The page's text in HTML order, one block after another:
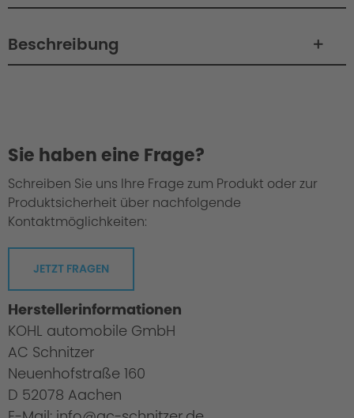
Beschreibung
Sie haben eine Frage?
Schreiben Sie uns Ihre Frage zum Produkt oder zur
Produktsicherheit über nachfolgende
Kontaktmöglichkeiten:
JETZT FRAGEN
Herstellerinformationen
KOHL automobile GmbH
AC Schnitzer
Neuenhofstraße 160
D 52078 Aachen